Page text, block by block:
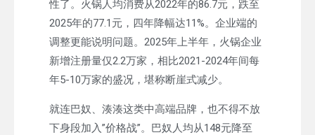
性了。火锅人均消费从2022年的86.7元，跌至
2025年的77.1元，四年降幅达11%。企业端的
调整更能说明问题。2025年上半年，火锅企业
新增注册量仅2.2万家，相比2021-2024年间每
年5-10万家的盛况，堪称断崖式减少。
就连巴奴、湊湊这类中高端品牌，也不得不放
下身段加入”价格战”。巴奴人均从148元降至